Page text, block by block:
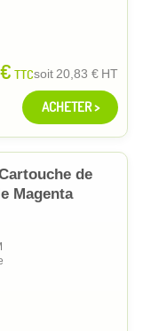
TTCsoit20,83 € HT
ACHETER >
de
Magenta